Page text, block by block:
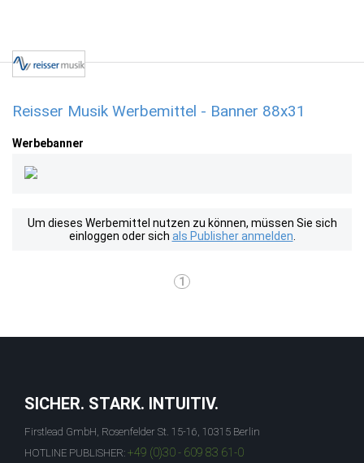
Reisser Musik Werbemittel - Banner 88x31
Werbebanner
Um dieses Werbemittel nutzen zu können, müssen Sie sich
einloggen oder sich als Publisher anmelden
1
SICHER. STARK. INTUITIV.
Firstlead GmbH, Rosenfelder St. 15-16, 10315 Berlin
HOTLINE PUBLISHER: +49 (0)30 - 609 83 61-0